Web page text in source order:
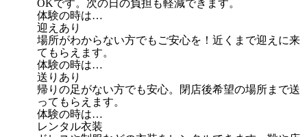
OKです。次の日の負担も軽減できます。
体験の時は…
迎えあり
場所がわからない方でもご安心を！近くまで迎えに来
てもらえます。
体験の時は…
送りあり
帰りの足がない方でも安心。閉店後希望の場所まで送
ってもらえます。
体験の時は…
レンタル衣装